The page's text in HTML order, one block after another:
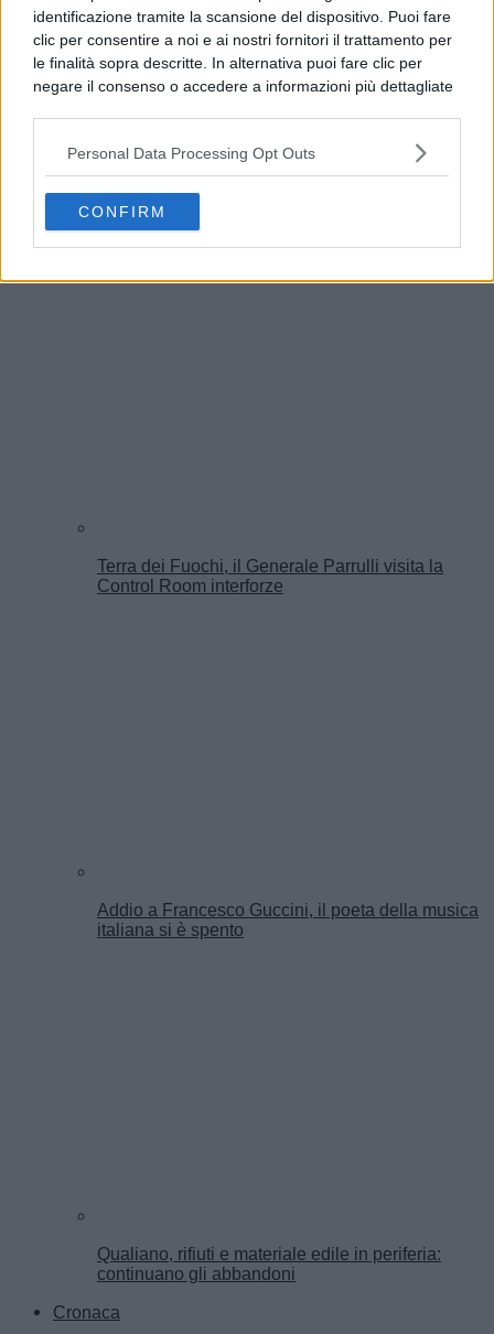
identificazione tramite la scansione del dispositivo. Puoi fare
clic per consentire a noi e ai nostri fornitori il trattamento per
le finalità sopra descritte. In alternativa puoi fare clic per
negare il consenso o accedere a informazioni più dettagliate
possono non richiedere il tuo consenso, ma hai il diritto di
opporti a tale trattamento. Le tue preferenze si
preferenze in qualsiasi momento ritornando su questo sito o
consultando la nostrainformativa sulla riservatezza.
Personal Data Processing Opt Outs
CONFIRM
Guasto all’Acquedotto Campano, stop all’acqua
Terra dei Fuochi, il Generale Parrulli visita la
Control Room interforze
Addio a Francesco Guccini, il poeta della musica
italiana si è spento
Qualiano, rifiuti e materiale edile in periferia:
continuano gli abbandoni
Cronaca